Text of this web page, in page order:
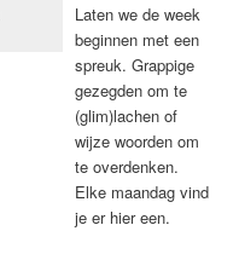
Laten we de week
beginnen met een
spreuk. Grappige
gezegden om te
(glim)lachen of
wijze woorden om
te overdenken.
Elke maandag vind
je er hier een.